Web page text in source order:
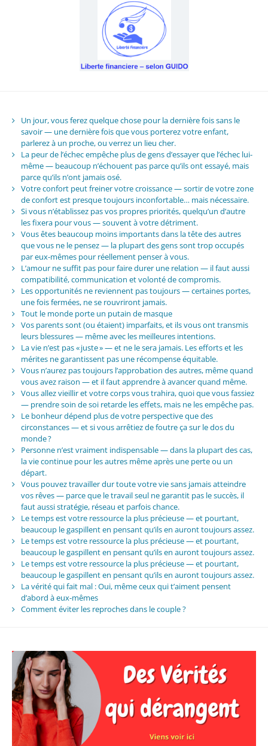
Un jour, vous ferez quelque chose pour la dernière fois sans le
savoir — une dernière fois que vous porterez votre enfant,
parlerez à un proche, ou verrez un lieu cher.
La peur de l’échec empêche plus de gens d’essayer que l’échec lui-
même — beaucoup n’échouent pas parce qu’ils ont essayé, mais
parce qu’ils n’ont jamais osé.
Votre confort peut freiner votre croissance — sortir de votre zone
de confort est presque toujours inconfortable… mais nécessaire.
Si vous n’établissez pas vos propres priorités, quelqu’un d’autre
les fixera pour vous — souvent à votre détriment.
Vous êtes beaucoup moins importants dans la tête des autres
que vous ne le pensez — la plupart des gens sont trop occupés
par eux-mêmes pour réellement penser à vous.
L’amour ne suffit pas pour faire durer une relation — il faut aussi
compatibilité, communication et volonté de compromis.
Les opportunités ne reviennent pas toujours — certaines portes,
une fois fermées, ne se rouvriront jamais.
Tout le monde porte un putain de masque
Vos parents sont (ou étaient) imparfaits, et ils vous ont transmis
leurs blessures — même avec les meilleures intentions.
La vie n’est pas « juste » — et ne le sera jamais. Les efforts et les
mérites ne garantissent pas une récompense équitable.
Vous n’aurez pas toujours l’approbation des autres, même quand
vous avez raison — et il faut apprendre à avancer quand même.
Vous allez vieillir et votre corps vous trahira, quoi que vous fassiez
— prendre soin de soi retarde les effets, mais ne les empêche pas.
Le bonheur dépend plus de votre perspective que des
circonstances — et si vous arrêtiez de foutre ça sur le dos du
monde ?
Personne n’est vraiment indispensable — dans la plupart des cas,
la vie continue pour les autres même après une perte ou un
départ.
Vous pouvez travailler dur toute votre vie sans jamais atteindre
vos rêves — parce que le travail seul ne garantit pas le succès, il
faut aussi stratégie, réseau et parfois chance.
Le temps est votre ressource la plus précieuse — et pourtant,
beaucoup le gaspillent en pensant qu’ils en auront toujours assez.
Le temps est votre ressource la plus précieuse — et pourtant,
beaucoup le gaspillent en pensant qu’ils en auront toujours assez.
Le temps est votre ressource la plus précieuse — et pourtant,
beaucoup le gaspillent en pensant qu’ils en auront toujours assez.
La vérité qui fait mal : Oui, même ceux qui t’aiment pensent
d’abord à eux-mêmes
Comment éviter les reproches dans le couple ?